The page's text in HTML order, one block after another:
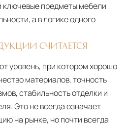
ключевые предметы мебели
а в логике одного
СЧИТАЕТСЯ
уровень, при котором хорошо
материалов, точность
стабильность отделки и
Это не всегда означает
на рынке, но почти всегда